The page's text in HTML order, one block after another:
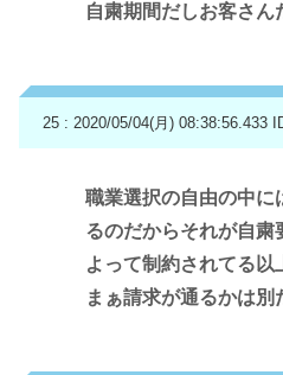
自粛期間だしお客さん
25 : 2020/05/04(月) 08:38:56.433
職業選択の自由の中に
るのだからそれが自粛
よって制約されてる
まぁ請求が通るかは別